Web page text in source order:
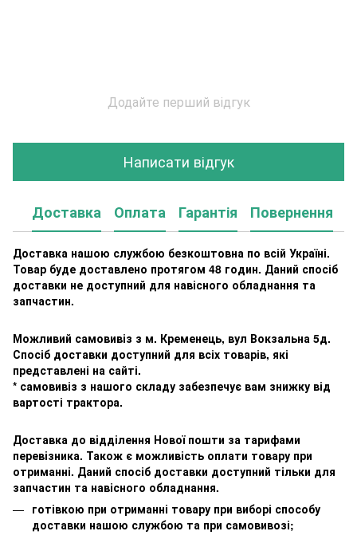
Додайте перший відгук
Написати відгук
Доставка Оплата Гарантія Повернення
Доставка нашою службою безкоштовна по всій Україні.
Товар буде доставлено протягом 48 годин. Даний спосіб
доставки не доступний для навісного обладнання та
запчастин.
Можливий самовивіз з м. Кременець, вул Вокзальна 5д.
Спосіб доставки доступний для всіх товарів, які
представлені на сайті.
* самовивіз з нашого складу забезпечує вам знижку від
вартості трактора.
Доставка до відділення Нової пошти за тарифами
перевізника. Також є можливість оплати товару при
отриманні. Даний спосіб доставки доступний тільки для
запчастин та навісного обладнання.
готівкою при отриманні товару при виборі способу
доставки нашою службою та при самовивозі;